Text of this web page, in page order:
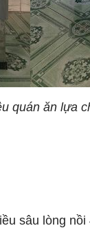
quán ăn lựa
sâu lòng